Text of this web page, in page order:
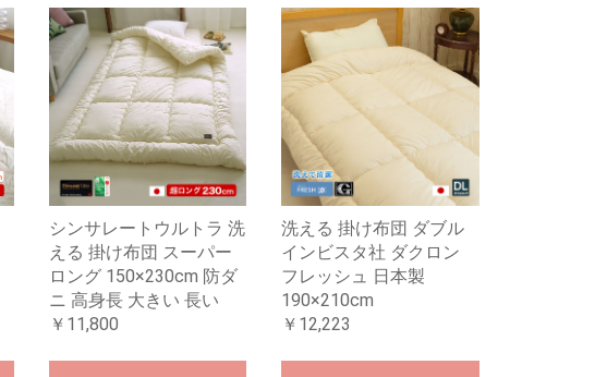
シンサレートウルトラ 洗
える 掛け布団 スーパー
ロング 150×230cm 防ダ
ニ 高身長 大きい 長い
￥11,800
洗える 掛け布団 ダブル
インビスタ社 ダクロン
フレッシュ 日本製
190×210cm
￥12,223